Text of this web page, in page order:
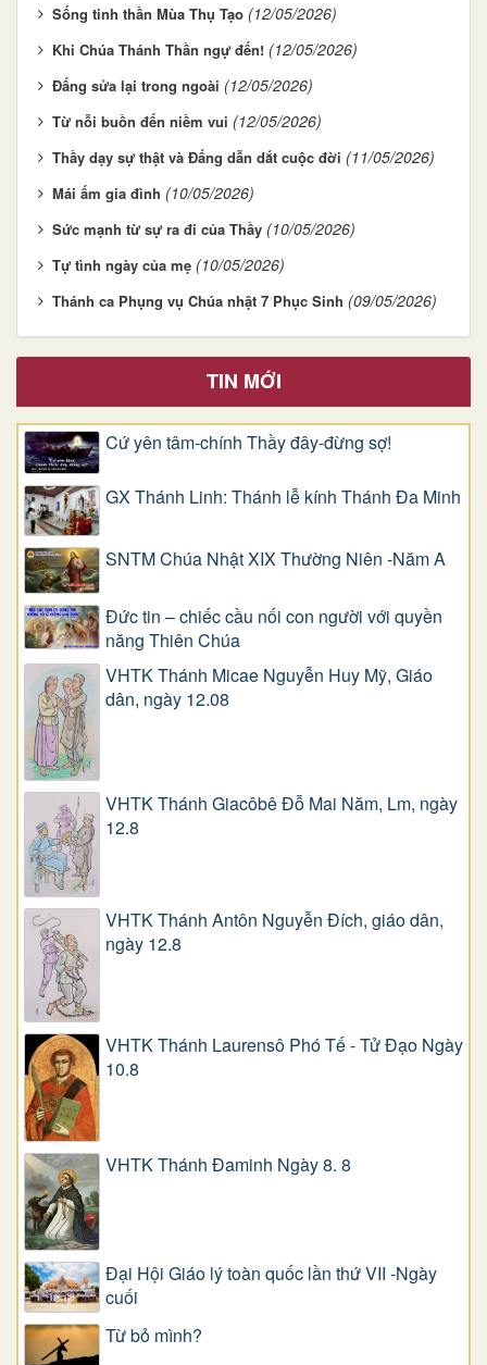
Sống tinh thần Mùa Thụ Tạo (12/05/2026)
Khi Chúa Thánh Thần ngự đến! (12/05/2026)
Đấng sửa lại trong ngoài (12/05/2026)
Từ nỗi buồn đến niềm vui (12/05/2026)
Thầy dạy sự thật và Đấng dẫn dắt cuộc đời (11/05/2026)
Mái ấm gia đình (10/05/2026)
Sức mạnh từ sự ra đi của Thầy (10/05/2026)
Tự tình ngày của mẹ (10/05/2026)
Thánh ca Phụng vụ Chúa nhật 7 Phục Sinh (09/05/2026)
TIN MỚI
Cứ yên tâm-chính Thầy đây-đừng sợ!
GX Thánh Linh: Thánh lễ kính Thánh Đa Minh
SNTM Chúa Nhật XIX Thường Niên -Năm A
Đức tin – chiếc cầu nối con người với quyền
năng Thiên Chúa
VHTK Thánh Micae Nguyễn Huy Mỹ, Giáo
dân, ngày 12.08
VHTK Thánh Giacôbê Ðỗ Mai Năm, Lm, ngày
12.8
VHTK Thánh Antôn Nguyễn Ðích, giáo dân,
ngày 12.8
VHTK Thánh Laurensô Phó Tế - Tử Đạo Ngày
10.8
VHTK Thánh Đaminh Ngày 8. 8
Đại Hội Giáo lý toàn quốc lần thứ VII -Ngày
cuối
Từ bỏ mình?